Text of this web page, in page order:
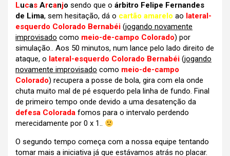
Lucas Arcanjo sendo que o árbitro Felipe Fernandes
de Lima, sem hesitação, dá o cartão amarelo ao lateral-
esquerdo Colorado Bernabéi (jogando novamente
improvisado como meio-de-campo Colorado) por
simulação.. Aos 50 minutos, num lance pelo lado direito de
ataque, o lateral-esquerdo Colorado Bernabéi (jogando
novamente improvisado como meio-de-campo
Colorado) recupera a posse de bola, gira com ela onde
chuta muito mal de pé esquerdo pela linha de fundo. Final
de primeiro tempo onde devido a uma desatenção da
defesa Colorada fomos para o intervalo perdendo
merecidamente por 0 x 1..
O segundo tempo começa com a nossa equipe tentando
tomar mais a iniciativa já que estávamos atrás no placar.